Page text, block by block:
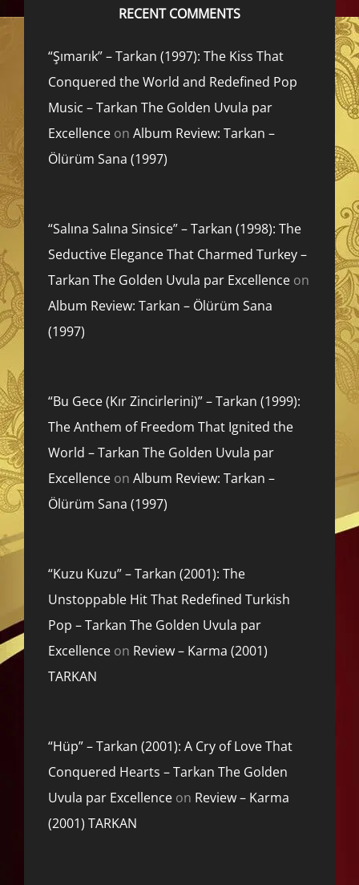
RECENT COMMENTS
“Şımarık” – Tarkan (1997): The Kiss That
Conquered the World and Redefined Pop
Music – Tarkan The Golden Uvula par
Excellence on Album Review: Tarkan –
Ölürüm Sana (1997)
“Salına Salına Sinsice” – Tarkan (1998): The
Seductive Elegance That Charmed Turkey –
Tarkan The Golden Uvula par Excellence on
Album Review: Tarkan – Ölürüm Sana
(1997)
“Bu Gece (Kır Zincirlerini)” – Tarkan (1999):
The Anthem of Freedom That Ignited the
World – Tarkan The Golden Uvula par
Excellence on Album Review: Tarkan –
Ölürüm Sana (1997)
“Kuzu Kuzu” – Tarkan (2001): The
Unstoppable Hit That Redefined Turkish
Pop – Tarkan The Golden Uvula par
Excellence on Review – Karma (2001)
TARKAN
“Hüp” – Tarkan (2001): A Cry of Love That
Conquered Hearts – Tarkan The Golden
Uvula par Excellence on Review – Karma
(2001) TARKAN